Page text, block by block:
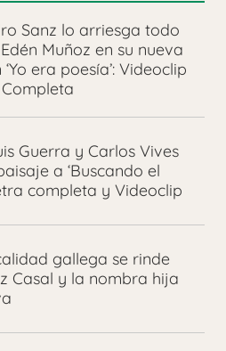
Sanz lo arriesga todo
Muñoz en su nueva
era poesía’: Videoclip
Guerra y Carlos Vives
a ‘Buscando el
completa y Videoclip
gallega se rinde
Casal y la nombra hija